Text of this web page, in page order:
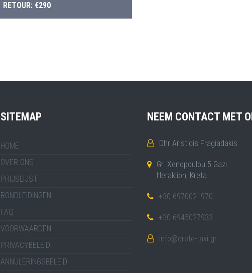
RETOUR: €290
SITEMAP
HOME
OVER ONS
PRIJSLIJST
RONDLEIDINGEN
FAQ
VOORWAARDEN
PRIVACYBELEID
ANNULERINGSBELEID
NEEM CONTACT MET
Dhr Aristidis Fragiadakis
Gr. Xenopoulou 5 Gazi
Heraklion, Kreta
+30 6970021970
+30 6945027933
info@crete-taxi.gr